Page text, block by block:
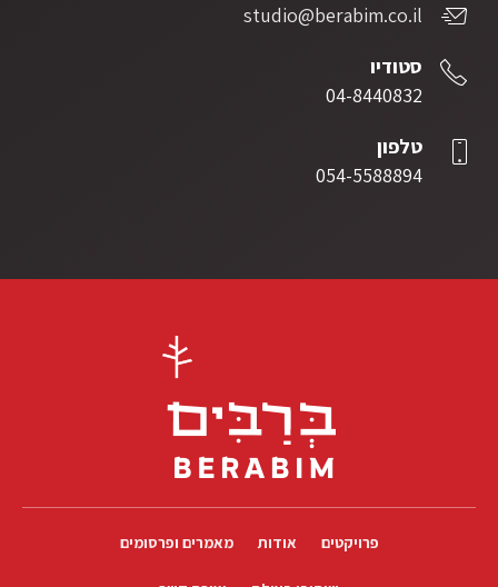
studio@berabim.co.il
סטודיו
04-8440832
טלפון
054-5588894
פרויקטים אודות מאמרים ופרסומים